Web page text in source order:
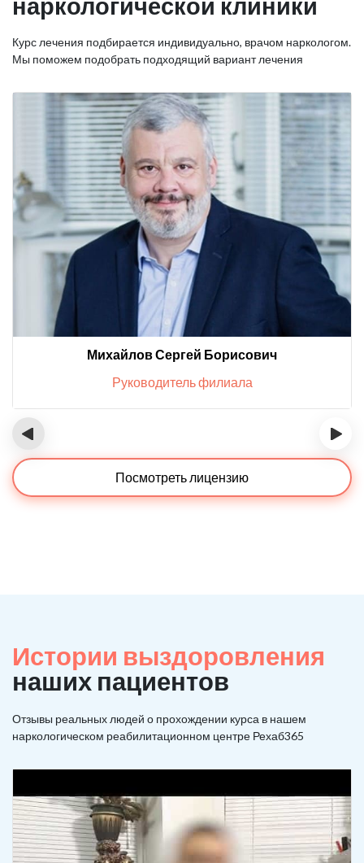
Курс лечения подбирается индивидуально, врачом наркологом.
Мы поможем подобрать подходящий вариант лечения
Михайлов Сергей Борисович
Руководитель филиала
‹ ›
Посмотреть лицензию
Истории выздоровления
наших пациентов
Отзывы реальных людей о прохождении курса в нашем
наркологическом реабилитационном центре Рехаб365